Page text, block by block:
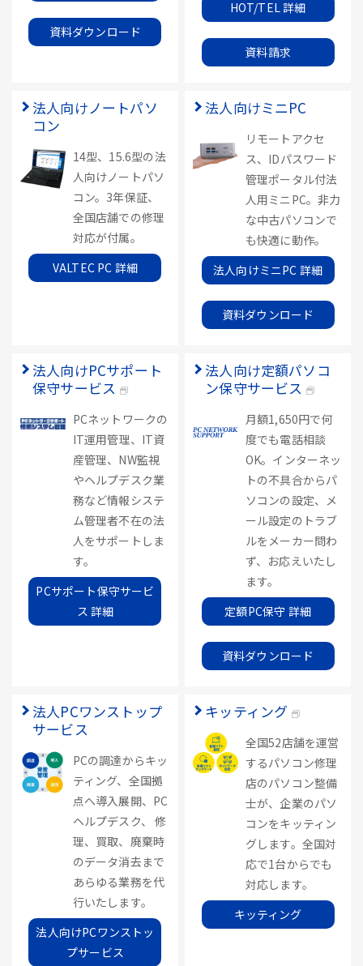
資料ダウンロード
HOT/TEL 詳細
資料請求
法人向けノートパソ
コン
14型、15.6型の法
人向けノートパソ
コン。3年保証、
全国店舗での修理
対応が付属。
VALTEC PC 詳細
法人向けミニPC
リモートアクセ
ス、IDパスワード
管理ポータル付法
人用ミニPC。非力
な中古パソコンで
も快適に動作。
法人向けミニPC 詳細
資料ダウンロード
法人向けPCサポート
保守サービス
PCネットワークの
IT運用管理、IT資
産管理、NW監視
やヘルプデスク業
務など情報システ
ム管理者不在の法
人をサポートしま
す。
PCサポート保守サービ
ス 詳細
法人向け定額パソコ
ン保守サービス
月額1,650円で何
度でも電話相談
OK。インターネッ
トの不具合からパ
ソコンの設定、メ
ール設定のトラブ
ルをメーカー問わ
ず、お応えいたし
ます。
定額PC保守 詳細
資料ダウンロード
法人PCワンストップ
サービス
PCの調達からキッ
ティング、全国拠
点へ導入展開、PC
ヘルプデスク、 修
理、買取、廃棄時
のデータ消去まで
あらゆる業務を代
行いたします。
法人向けPCワンストッ
プサービス
キッティング
全国52店舗を運営
するパソコン修理
店のパソコン整備
士が、企業のパソ
コンをキッティン
グします。全国対
応で1台からでも
対応します。
キッティング